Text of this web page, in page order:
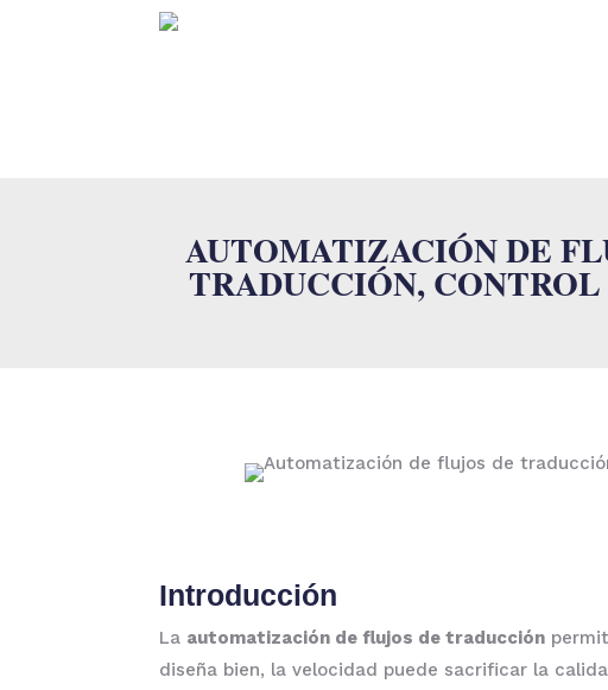
AUTOMATIZACIÓN DE
TRADUCCIÓN,
Introducción
La automatización de flujos de traducción
diseña bien, la velocidad puede sacrificar la